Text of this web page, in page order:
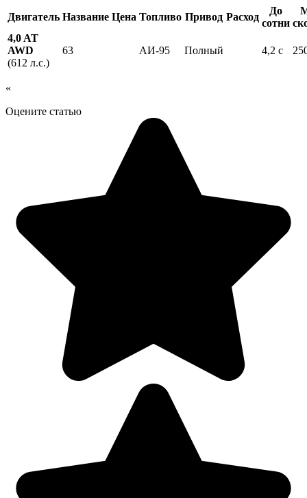
Двигатель Название Цена Топливо Привод Расход
До
сотни
4,0 AT
AWD
(612 л.с.)
63 АИ-95 Полный 4,2 с
«
Оцените статью